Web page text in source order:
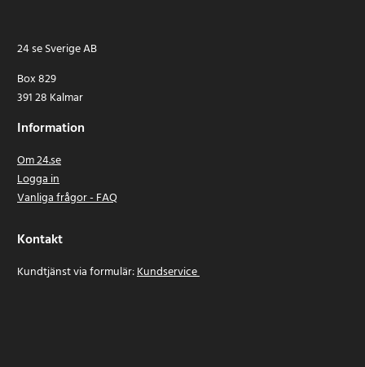
24 se Sverige AB
Box 829
391 28 Kalmar
Information
Om 24.se
Logga in
Vanliga frågor - FAQ
Kontakt
Kundtjänst via formulär:Kundservice